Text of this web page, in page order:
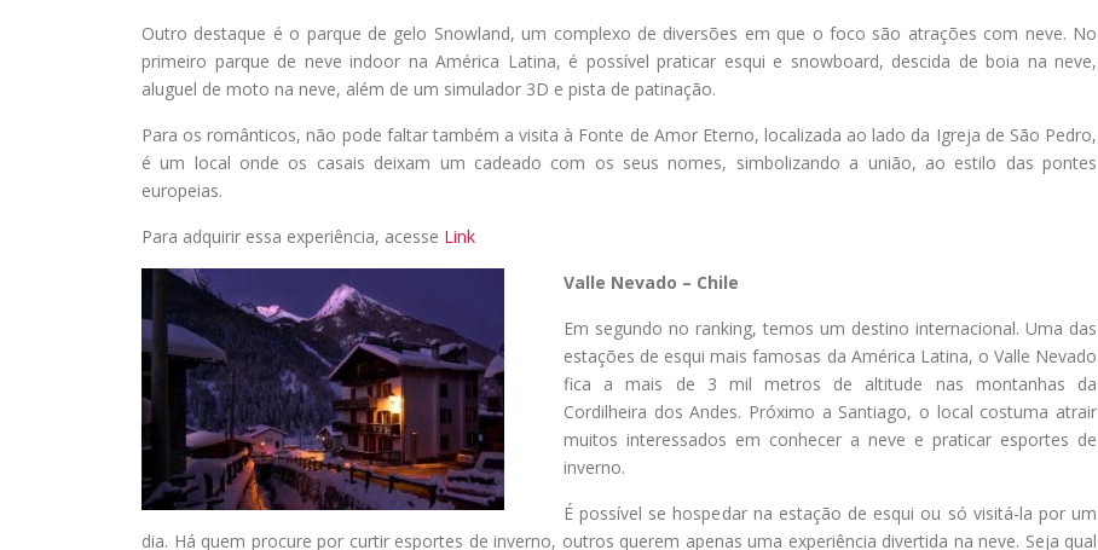
Outro destaque é o parque de gelo Snowland, um complexo de diversões em que o foco são atrações com neve. No
primeiro parque de neve indoor na América Latina, é possível praticar esqui e snowboard, descida de boia na neve,
aluguel de moto na neve, além de um simulador 3D e pista de patinação.
Para os românticos, não pode faltar também a visita à Fonte de Amor Eterno, localizada ao lado da Igreja de São Pedro,
é um local onde os casais deixam um cadeado com os seus nomes, simbolizando a união, ao estilo das pontes
europeias.
Para adquirir essa experiência, acesse Link
Valle Nevado – Chile
Em segundo no ranking, temos um destino internacional. Uma das
estações de esqui mais famosas da América Latina, o Valle Nevado
fica a mais de 3 mil metros de altitude nas montanhas da
Cordilheira dos Andes. Próximo a Santiago, o local costuma atrair
muitos interessados em conhecer a neve e praticar esportes de
inverno.
É possível se hospedar na estação de esqui ou só visitá-la por um
dia. Há quem procure por curtir esportes de inverno, outros querem apenas uma experiência divertida na neve. Seja qual